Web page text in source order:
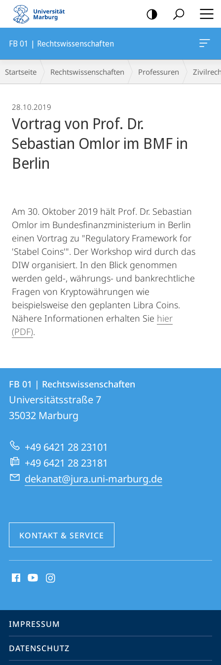
Mobile-
Navigation
FB 01 | Rechtswissenschaften
Breadcrumb-
Navigation
Startseite Rechtswissenschaften Professuren
28.10.2019
Vortrag von Prof. Dr.
Sebastian Omlor im BMF in
Berlin
Am 30. Oktober 2019 hält Prof. Dr. Sebastian
Omlor im Bundesfinanzministerium in Berlin
einen Vortrag zu "Regulatory Framework for
'Stabel Coins'". Der Workshop wird durch das
DIW organisiert. In den Blick genommen
werden geld-, währungs- und bankrechtliche
Fragen von Kryptowährungen wie
beispielsweise den geplanten Libra Coins.
Nähere Informationen erhalten Sie hier
(PDF).
Kontakt
und
Informationen
zur
Website
Kontaktinformationen
FB
01
|
Rechtswissenschaften
FB 01 | Rechtswissenschaften
Universitätsstraße 7
35032 Marburg
+49 6421 28 23101
+49 6421 28 23181
dekanat@jura.uni-marburg.de
KONTAKT & SERVICE
Media
Service-
Navigation
IMPRESSUM
DATENSCHUTZ